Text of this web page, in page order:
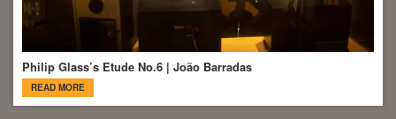
Philip Glass’s Etude No.6 | João Barradas
READ MORE